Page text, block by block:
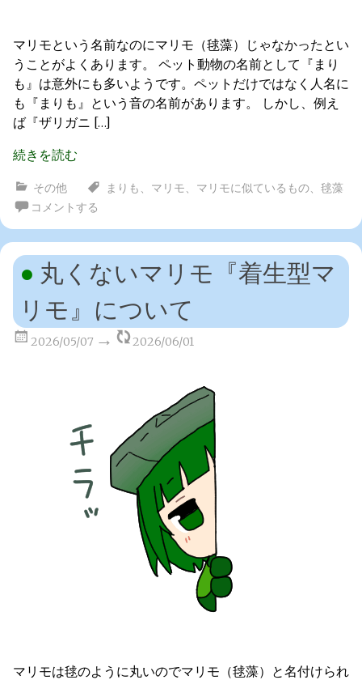
マリモという名前なのにマリモ（毬藻）じゃなかったとい
うことがよくあります。 ペット動物の名前として『まり
も』は意外にも多いようです。ペットだけではなく人名に
も『まりも』という音の名前があります。 しかし、例え
ば『ザリガニ […]
続きを読む
その他 まりも マリモ マリモに似ているもの
毬藻
コメントする
丸くないマリモ『着生型マ
リモ』について
2026/05/07 2026/06/01
マリモは毬のように丸いのでマリモ（毬藻）と名付けられ